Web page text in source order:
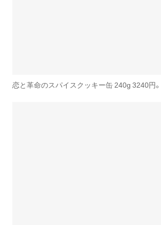
恋と革命のスパイスクッキー缶 240g 3240円。